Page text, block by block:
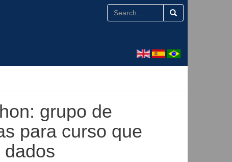
grupo de
para curso que